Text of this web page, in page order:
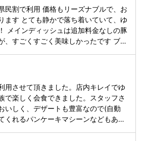
の利用に分
理がある為、2階に案内された時は、
大変でした。また種類も少なく、沖縄
あるが期待しすぎるとがっかりするか
民割で利用 価格もリーズナブルで、お
ます とても静かで落ち着いていて、ゆ
メインディッシュは追加料金なしの豚
、すごくすごく美味しかったです ブッ
多くどれもハズレなし！ 沖縄そばの出
あっさりしていました また行きたいと
用させて頂きました。店内キレイでゆ
で楽しく会食できました。スタッフさ
いしく、デザートも豊富なので(自動
くれるパンケーキマシーンなどもあ